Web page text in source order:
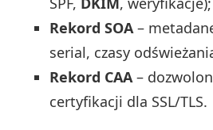
Rekord SOA–
serial, czasy
Rekord CAA–
certyfikacji dla SSL/TLS.